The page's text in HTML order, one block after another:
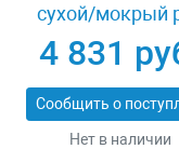
сухой/мокрый
Pro Matrix
4 831
Нет в наличии